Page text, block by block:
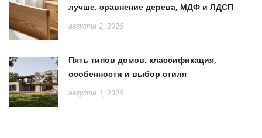
лучше: сравнение дерева, МДФ и ЛДСП
августа 2, 2026
Пять типов домов: классификация,
особенности и выбор стиля
августа 1, 2026